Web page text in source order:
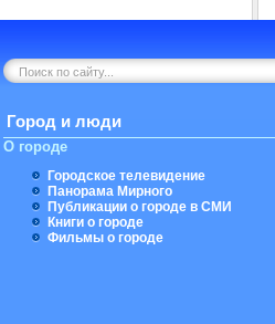
Город и люди
О городе
Городское телевидение
Панорама Мирного
Публикации о городе в СМИ
Книги о городе
Фильмы о городе